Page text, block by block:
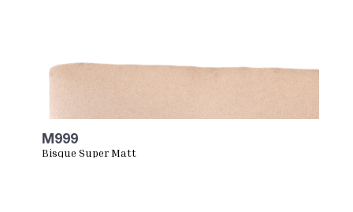
M999
Bisque Super Matt